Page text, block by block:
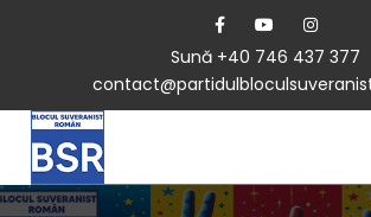
Sună +40 746 437 377